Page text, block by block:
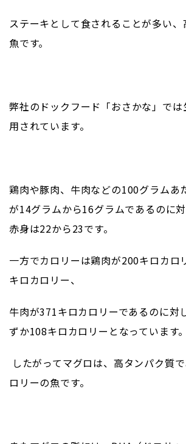
ステーキとして食されることが多い
魚です。
弊社のドックフード「おさかな」で
用されています。
鶏肉や豚肉、牛肉などの100グラムあ
が14グラムから16グラムであるのに
赤身は22から23です。
一方でカロリーは鶏肉が200キロカロ
キロカロリー、
牛肉が371キロカロリーであるのに対
ずか108キロカロリーとなっています。
したがってマグロは、高タンパク質
ロリーの魚です。